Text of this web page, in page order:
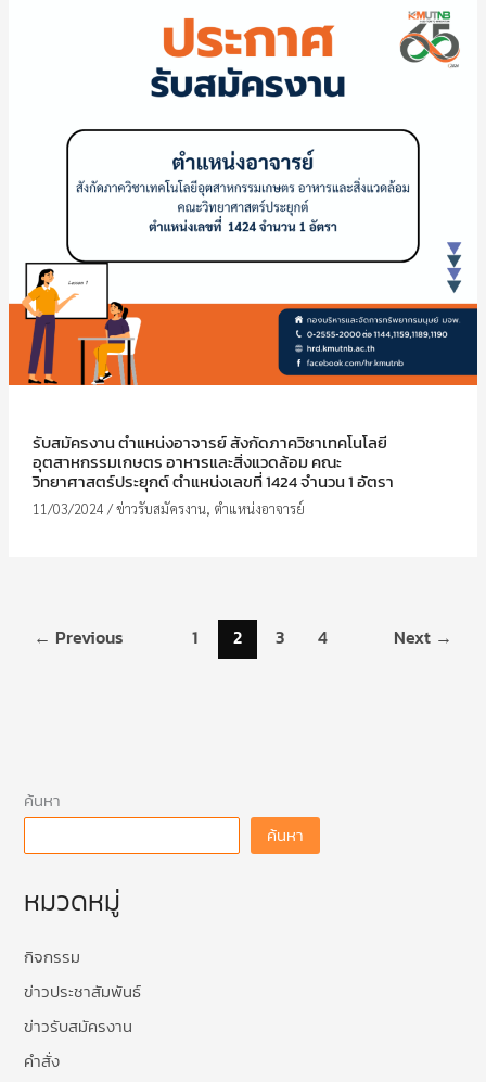
รับสมัครงาน ตำแหน่งอาจารย์ สังกัดภาควิชาเทคโนโลยี
อุตสาหกรรมเกษตร อาหารและสิ่งแวดล้อม คณะ
วิทยาศาสตร์ประยุกต์ ตำแหน่งเลขที่ 1424 จำนวน 1 อัตรา
11/03/2024 /ข่าวรับสมัครงาน, ตำแหน่งอาจารย์
← Previous 1 2 3 4 Next →
ค้นหา
ค้นหา
หมวดหมู่
กิจกรรม
ข่าวประชาสัมพันธ์
ข่าวรับสมัครงาน
คำสั่ง